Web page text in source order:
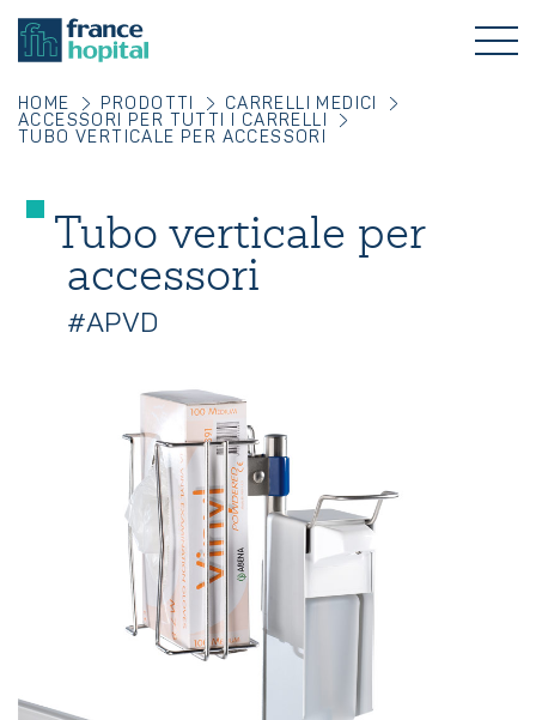
HOME PRODOTTI
CARRELLI MEDICI
ACCESSORI PER TUTTI I CARRELLI
TUBO VERTICALE PER ACCESSORI
Tubo verticale per
accessori
#APVD